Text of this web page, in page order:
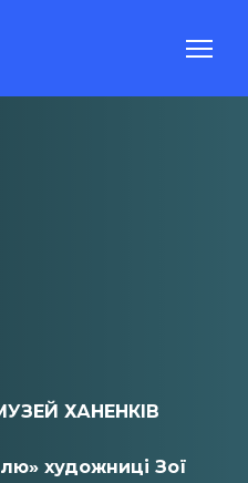
ХАНЕНКІВ
художниці Зої